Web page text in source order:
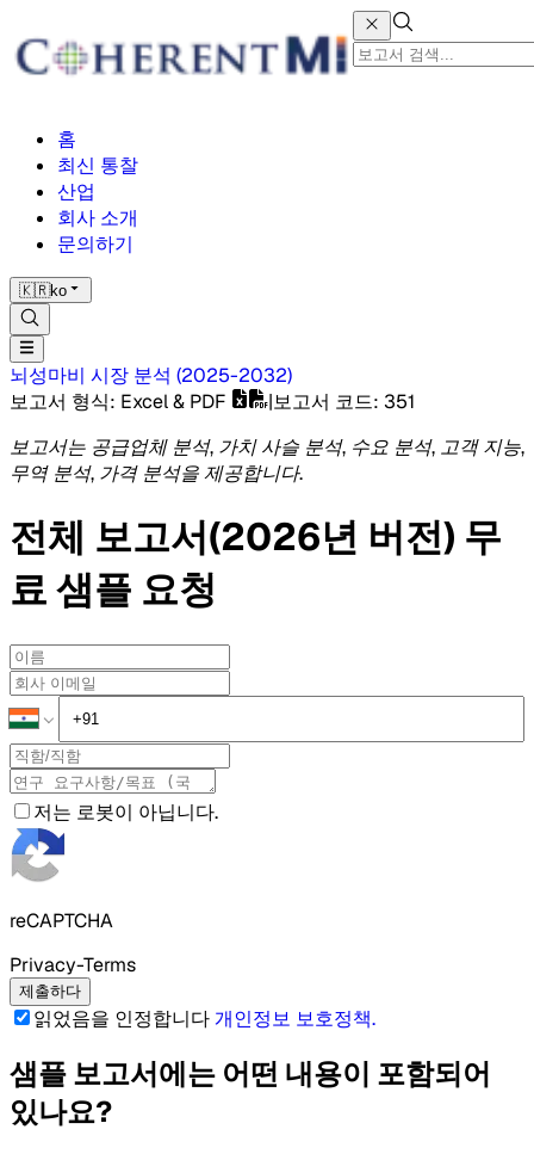
홈
최신 통찰
산업
회사 소개
문의하기
🇰🇷ko
뇌성마비 시장 분석 (2025-2032)
보고서 형식: Excel & PDF |보고서 코드: 351
보고서는 공급업체 분석, 가치 사슬 분석, 수요 분석, 고객 지능,
무역 분석, 가격 분석을 제공합니다.
전체 보고서(2026년 버전) 무
료 샘플 요청
저는 로봇이 아닙니다.
reCAPTCHA
Privacy-Terms
제출하다
읽었음을 인정합니다개인정보 보호정책.
샘플 보고서에는 어떤 내용이 포함되어
있나요?